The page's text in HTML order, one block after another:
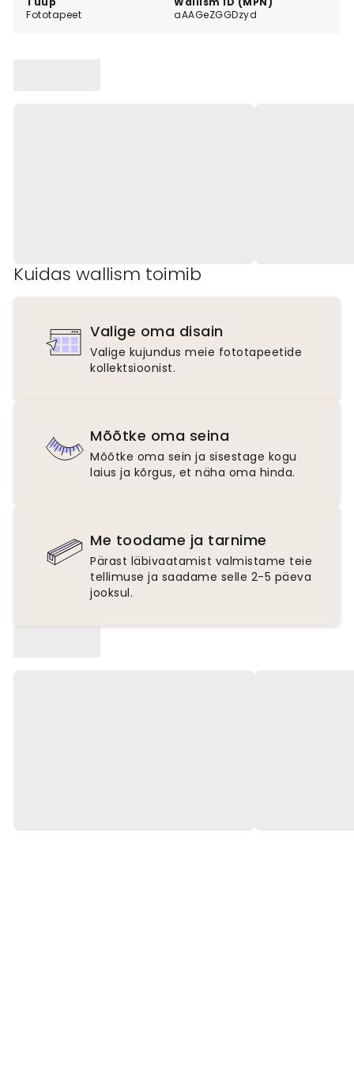
Fototapeet
aAAGeZGGDzyd
Kuidas wallism toimib
Valige oma disain
Valige kujundus meie fototapeetide
kollektsioonist.
Mõõtke oma seina
Mõõtke oma sein ja sisestage kogu
laius ja kõrgus, et näha oma hinda.
Me toodame ja tarnime
Pärast läbivaatamist valmistame teie
tellimuse ja saadame selle 2-5 päeva
jooksul.